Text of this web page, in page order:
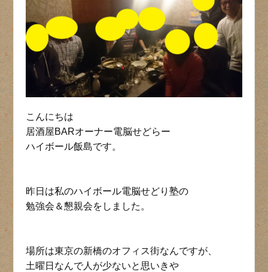
こんにちは
居酒屋BARオーナー電脳せどらー
ハイボール飯島です。
昨日は私のハイボール電脳せどり塾の
勉強会＆懇親会をしました。
場所は東京の新橋のオフィス街なんですが、
土曜日なんで人が少ないと思いきや